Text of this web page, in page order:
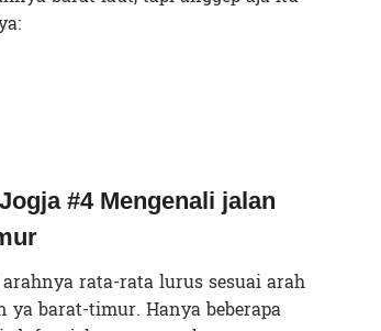
#4 Mengenali jalan
rata-rata lurus sesuai arah
barat-timur. Hanya beberapa